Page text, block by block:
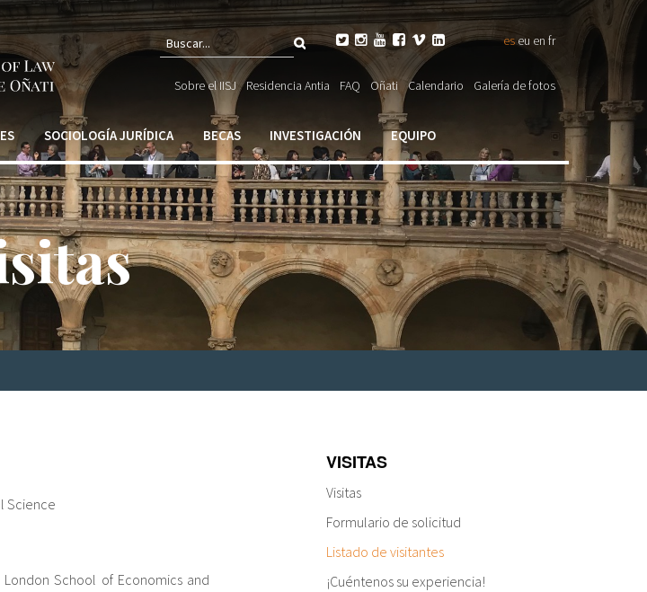
Formulario
de
búsqueda
Buscar
       es eu en fr
Sobre el IISJ Residencia Antia FAQ Oñati Calendario Galería de fotos
SOCIOLOGÍA JURÍDICA BECAS INVESTIGACIÓN EQUIPO
Science
School of Economics and
VISITAS
Visitas
Formulario de solicitud
Listado de visitantes
¡Cuéntenos su experiencia!